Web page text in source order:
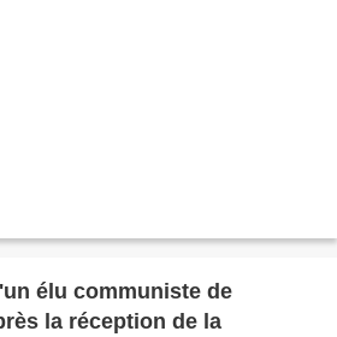
élu communiste de
la réception de la